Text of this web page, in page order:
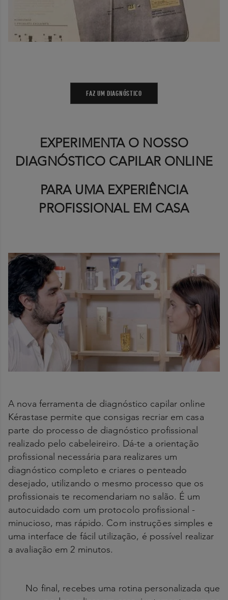
FAZ UM DIAGNÓSTICO
EXPERIMENTA O NOSSO
DIAGNÓSTICO CAPILAR ONLINE
PARA UMA EXPERIÊNCIA
PROFISSIONAL EM CASA
A nova ferramenta de diagnóstico capilar online
Kérastase permite que consigas recriar em casa
parte do processo de diagnóstico profissional
realizado pelo cabeleireiro. Dá-te a orientação
profissional necessária para realizares um
diagnóstico completo e criares o penteado
desejado, utilizando o mesmo processo que os
profissionais te recomendariam no salão. É um
autocuidado com um protocolo profissional -
minucioso, mas rápido. Com instruções simples e
uma interface de fácil utilização, é possível realizar
a avaliação em 2 minutos.
No final, recebes uma rotina personalizada que